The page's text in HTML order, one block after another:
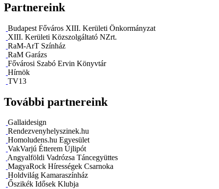
Partnereink
Budapest Főváros XIII. Kerületi Önkormányzat
XIII. Kerületi Közszolgáltató NZrt.
RaM-ArT Színház
RaM Garázs
Fővárosi Szabó Ervin Könyvtár
Hírnök
TV13
További partnereink
Gallaidesign
Rendezvenyhelyszinek.hu
Homoludens.hu Egyesület
VakVarjú Étterem Újlipót
Angyalföldi Vadrózsa Táncegyüttes
MagyaRock Hírességek Csarnoka
Holdvilág Kamaraszínház
Őszikék Idősek Klubja